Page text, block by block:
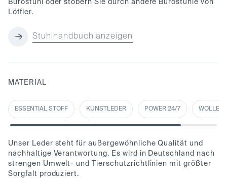
Bürostuhl oder stöbern Sie durch andere Bürostühle von
Löffler.
Stuhlhandbuch anzeigen
MATERIAL
ESSENTIAL STOFF KUNSTLEDER POWER 24/7 WOLLE
Unser Leder steht für außergewöhnliche Qualität und
nachhaltige Verantwortung. Es wird in Deutschland nach
strengen Umwelt- und Tierschutzrichtlinien mit größter
Sorgfalt produziert.